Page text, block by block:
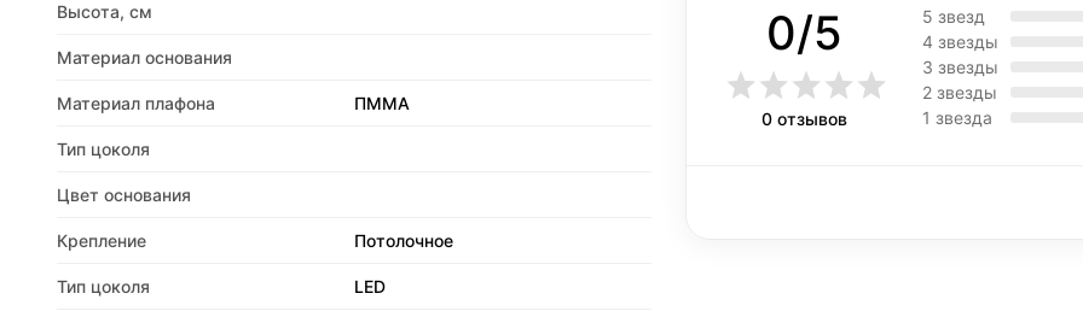
Высота, см
Материал основания
Материал плафона ПММА
Тип цоколя
Цвет основания
Крепление Потолочное
Тип цоколя LED
0/5
0 отзывов
5 звезд
4 звезды
3 звезды
2 звезды
1 звезда